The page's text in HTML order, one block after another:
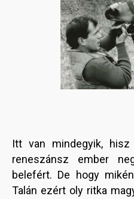
Itt van mindegyik,
reneszánsz ember
belefért. De hogy
Talán ezért oly ritka